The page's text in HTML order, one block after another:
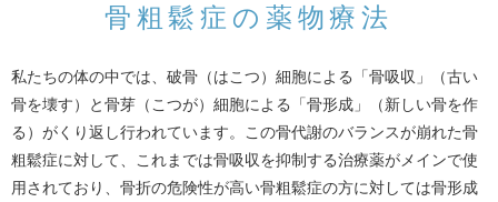
骨粗鬆症の薬物療法
私たちの体の中では、破骨（はこつ）細胞による「骨吸収」（古い
骨を壊す）と骨芽（こつが）細胞による「骨形成」（新しい骨を作
る）がくり返し行われています。この骨代謝のバランスが崩れた骨
粗鬆症に対して、これまでは骨吸収を抑制する治療薬がメインで使
用されており、骨折の危険性が高い骨粗鬆症の方に対しては骨形成